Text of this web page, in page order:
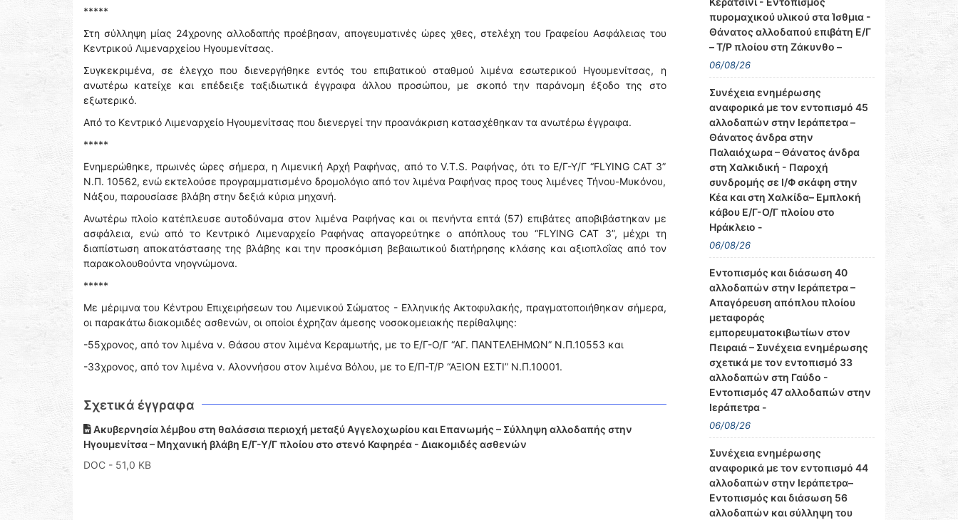
*****
Στη σύλληψη μίας 24χρονης αλλοδαπής προέβησαν, απογευματινές ώρες χθες, στελέχη του Γραφείου Ασφάλειας του
Κεντρικού Λιμεναρχείου Ηγουμενίτσας.
Συγκεκριμένα, σε έλεγχο που διενεργήθηκε εντός του επιβατικού σταθμού λιμένα εσωτερικού Ηγουμενίτσας, η
ανωτέρω κατείχε και επέδειξε ταξιδιωτικά έγγραφα άλλου προσώπου, με σκοπό την παράνομη έξοδο της στο
εξωτερικό.
Από το Κεντρικό Λιμεναρχείο Ηγουμενίτσας που διενεργεί την προανάκριση κατασχέθηκαν τα ανωτέρω έγγραφα.
*****
Ενημερώθηκε, πρωινές ώρες σήμερα, η Λιμενική Αρχή Ραφήνας, από το V.T.S. Ραφήνας, ότι το Ε/Γ-Υ/Γ “FLYING CAT 3”
Ν.Π. 10562, ενώ εκτελούσε προγραμματισμένο δρομολόγιο από τον λιμένα Ραφήνας προς τους λιμένες Τήνου-Μυκόνου,
Νάξου, παρουσίασε βλάβη στην δεξιά κύρια μηχανή.
Ανωτέρω πλοίο κατέπλευσε αυτοδύναμα στον λιμένα Ραφήνας και οι πενήντα επτά (57) επιβάτες αποβιβάστηκαν με
ασφάλεια, ενώ από το Κεντρικό Λιμεναρχείο Ραφήνας απαγορεύτηκε ο απόπλους του “FLYING CAT 3”, μέχρι τη
διαπίστωση αποκατάστασης της βλάβης και την προσκόμιση βεβαιωτικού διατήρησης κλάσης και αξιοπλοΐας από τον
παρακολουθούντα νηογνώμονα.
*****
Με μέριμνα του Κέντρου Επιχειρήσεων του Λιμενικού Σώματος - Ελληνικής Ακτοφυλακής, πραγματοποιήθηκαν σήμερα,
οι παρακάτω διακομιδές ασθενών, οι οποίοι έχρηζαν άμεσης νοσοκομειακής περίθαλψης:
-55χρονος, από τον λιμένα ν. Θάσου στον λιμένα Κεραμωτής, με το Ε/Γ-Ο/Γ “ΑΓ. ΠΑΝΤΕΛΕΗΜΩΝ” Ν.Π.10553 και
-33χρονος, από τον λιμένα ν. Αλοννήσου στον λιμένα Βόλου, με το Ε/Π-Τ/Ρ “ΑΞΙΟΝ ΕΣΤΙ” Ν.Π.10001.
Σχετικά έγγραφα
Ακυβερνησία λέμβου στη θαλάσσια περιοχή μεταξύ Αγγελοχωρίου και Επανωμής – Σύλληψη αλλοδαπής στην
Ηγουμενίτσα – Μηχανική βλάβη Ε/Γ-Υ/Γ πλοίου στο στενό Καφηρέα - Διακομιδές ασθενών
DOC - 51,0 KB
πυρομαχικού υλικού στα Ίσθμια -
Θάνατος αλλοδαπού επιβάτη Ε/Γ
– Τ/Ρ πλοίου στη Ζάκυνθο –
06/08/26
Συνέχεια ενημέρωσης
αναφορικά με τον εντοπισμό 45
αλλοδαπών στην Ιεράπετρα –
Θάνατος άνδρα στην
Παλαιόχωρα – Θάνατος άνδρα
στη Χαλκιδική - Παροχή
συνδρομής σε Ι/Φ σκάφη στην
Κέα και στη Χαλκίδα– Εμπλοκή
κάβου Ε/Γ-Ο/Γ πλοίου στο
Ηράκλειο -
06/08/26
Εντοπισμός και διάσωση 40
αλλοδαπών στην Ιεράπετρα –
Απαγόρευση απόπλου πλοίου
μεταφοράς
εμπορευματοκιβωτίων στον
Πειραιά – Συνέχεια ενημέρωσης
σχετικά με τον εντοπισμό 33
αλλοδαπών στη Γαύδο -
Εντοπισμός 47 αλλοδαπών στην
Ιεράπετρα -
06/08/26
Συνέχεια ενημέρωσης
αναφορικά με τον εντοπισμό 44
αλλοδαπών στην Ιεράπετρα–
Εντοπισμός και διάσωση 56
αλλοδαπών και σύλληψη του